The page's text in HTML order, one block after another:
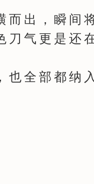
出，瞬间
气更是还
全部都纳入